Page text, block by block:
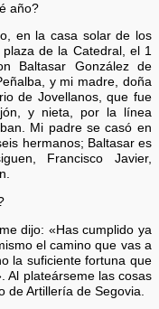
año?
en la casa solar de los
de la Catedral, el 1
Baltasar González de
y mi madre, doña
de Jovellanos, que fue
y nieta, por la línea
Mi padre se casó en
hermanos; Baltasar es
Francisco Javier,
dijo: «Has cumplido ya
el camino que vas a
la suficiente fortuna que
Al plateárseme las cosas
Artillería de Segovia.